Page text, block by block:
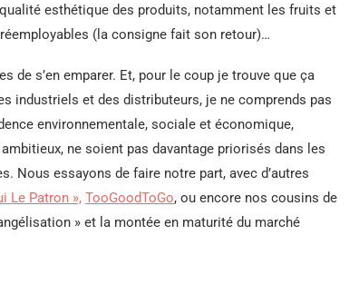
esthétique des produits, notamment les fruits et
(la consigne fait son retour)…
de s’en emparer. Et, pour le coup je trouve que ça
industriels et des distributeurs, je ne comprends pas
environnementale, sociale et économique,
ne soient pas davantage priorisés dans les
Nous essayons de faire notre part, avec d’autres
Le Patron », TooGoodToGo, ou encore nos cousins de
» et la montée en maturité du marché